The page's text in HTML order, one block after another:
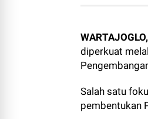
diperkuat
Salah satu
pembentukan